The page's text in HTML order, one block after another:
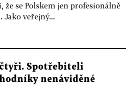
že se Polskem jen profesionálně
Jako veřejný...
Spotřebiteli
nenáviděné